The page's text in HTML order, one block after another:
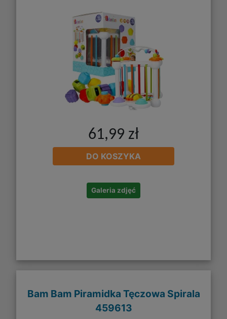
61,99 zł
DO KOSZYKA
Galeria zdjęć
Bam Bam Piramidka Tęczowa Spirala
459613